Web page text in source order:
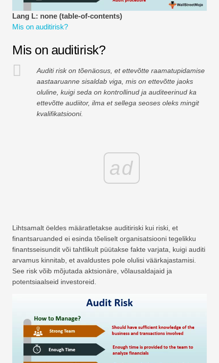
Täisvorm
Riskijuhtimise õpetused
Lang L: none (table-of-contents)
Mis on auditirisk?
Mis on auditirisk?
Auditi risk on tõenäosus, et ettevõtte raamatupidamise
aastaaruanne sisaldab viga, mis on ettevõtte jaoks
oluline, kuigi seda on kontrollinud ja auditeerinud ka
ettevõtte audiitor, ilma et sellega seoses oleks mingit
kvalifikatsiooni.
ad
Lihtsamalt öeldes määratletakse auditiriski kui riski, et
finantsaruanded ei esinda tõeliselt organisatsiooni tegelikku
finantsseisundit või tahtlikult püütakse fakte varjata, kuigi auditi
arvamus kinnitab, et avaldustes pole olulisi väärkajastamisi.
See risk võib mõjutada aktsionäre, võlausaldajaid ja
potentsiaalseid investoreid.